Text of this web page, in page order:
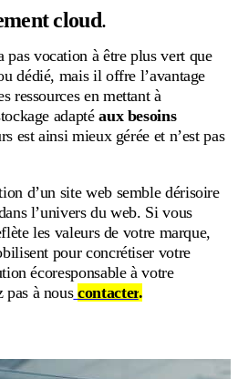
cloud.
pas vocation à être plus vert que
dédié, mais il offre l’avantage
ressources en mettant à
adaptéaux besoins
est ainsi mieux gérée et n’est pas
d’un site web semble dérisoire
l’univers du web. Si vous
les valeurs de votre marque,
pour concrétiser votre
écoresponsable à votre
pas à nous contacter.